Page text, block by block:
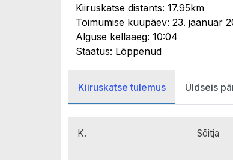
Kiiruskatse distants: 17.95km
Toimumise kuupäev: 23. jaanuar
Alguse kellaaeg: 10:04
Staatus: Lõppenud
Kiiruskatse tulemus Üldseis
K. Sõitja